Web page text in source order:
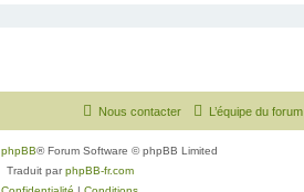
L’équipe du forum
Nous contacter
phpBB® Forum Software © phpBB Limited
Traduit parphpBB-fr.com